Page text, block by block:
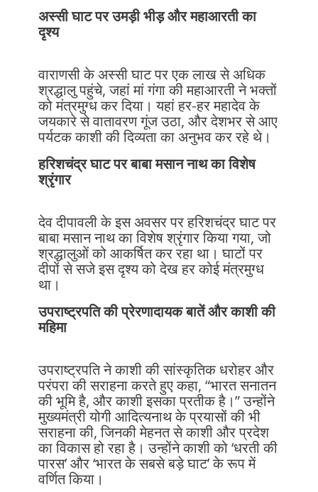
अस्सी घाट पर उमड़ी भीड़ और महाआरती का
दृश्य
वाराणसी के अस्सी घाट पर एक लाख से अधिक
श्रद्धालु पहुंचे, जहां मां गंगा की महाआरती ने भक्तों
को मंत्रमुग्ध कर दिया। यहां हर-हर महादेव के
जयकारे से वातावरण गूंज उठा, और देशभर से आए
पर्यटक काशी की दिव्यता का अनुभव कर रहे थे।
हरिशचंद्र घाट पर बाबा मसान नाथ का विशेष
श्रृंगार
देव दीपावली के इस अवसर पर हरिशचंद्र घाट पर
बाबा मसान नाथ का विशेष श्रृंगार किया गया, जो
श्रद्धालुओं को आकर्षित कर रहा था। घाटों पर
दीपों से सजे इस दृश्य को देख हर कोई मंत्रमुग्ध
था।
उपराष्ट्रपति की प्रेरणादायक बातें और काशी की
महिमा
उपराष्ट्रपति ने काशी की सांस्कृतिक धरोहर और
परंपरा की सराहना करते हुए कहा, “भारत सनातन
की भूमि है, और काशी इसका प्रतीक है।” उन्होंने
मुख्यमंत्री योगी आदित्यनाथ के प्रयासों की भी
सराहना की, जिनकी मेहनत से काशी और प्रदेश
का विकास हो रहा है। उन्होंने काशी को ‘धरती की
पारस’ और ‘भारत के सबसे बड़े घाट’ के रूप में
वर्णित किया।